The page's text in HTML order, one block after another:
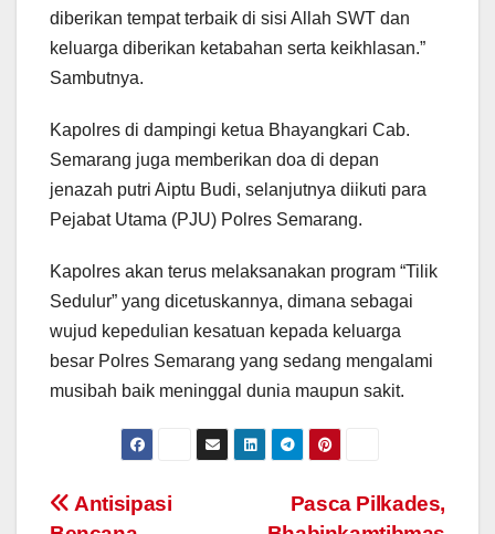
diberikan tempat terbaik di sisi Allah SWT dan
keluarga diberikan ketabahan serta keikhlasan.”
Sambutnya.
Kapolres di dampingi ketua Bhayangkari Cab.
Semarang juga memberikan doa di depan
jenazah putri Aiptu Budi, selanjutnya diikuti para
Pejabat Utama (PJU) Polres Semarang.
Kapolres akan terus melaksanakan program “Tilik
Sedulur” yang dicetuskannya, dimana sebagai
wujud kepedulian kesatuan kepada keluarga
besar Polres Semarang yang sedang mengalami
musibah baik meninggal dunia maupun sakit.
Post
Pasca Pilkades,
Antisipasi